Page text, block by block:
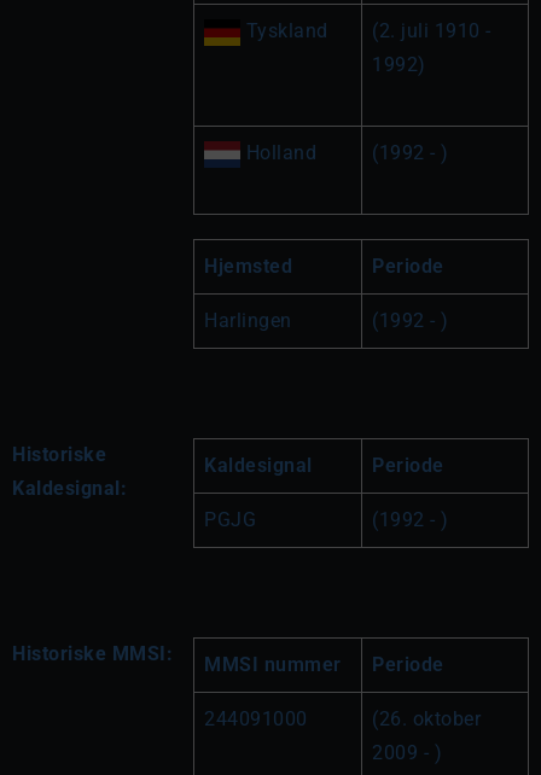
Tyskland
(2. juli 1910 -
1992)
Holland (1992 - )
Hjemsted Periode
Harlingen (1992 - )
Historiske
Kaldesignal:
Kaldesignal Periode
PGJG (1992 - )
Historiske MMSI: MMSI nummer Periode
244091000
(26. oktober
2009 - )